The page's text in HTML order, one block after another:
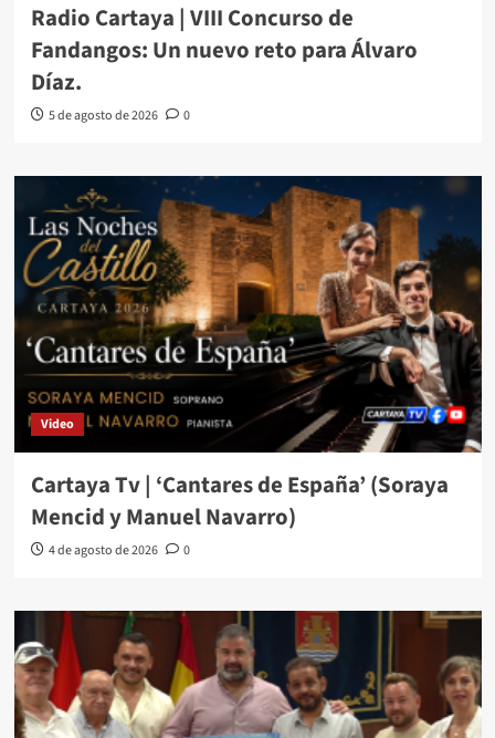
Radio Cartaya | VIII Concurso de
Fandangos: Un nuevo reto para Álvaro
Díaz.
5 de agosto de 2026 0
Video
Cartaya Tv | ‘Cantares de España’ (Soraya
Mencid y Manuel Navarro)
4 de agosto de 2026 0